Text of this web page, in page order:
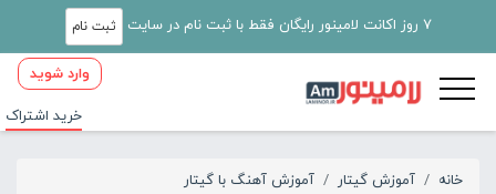
7 روز اکانت لامینور رایگان فقط با ثبت نام در سایت ثبت نام
وارد شوید
خرید اشتراک
خانه آموزش گیتار
آموزش آهنگ با گیتار